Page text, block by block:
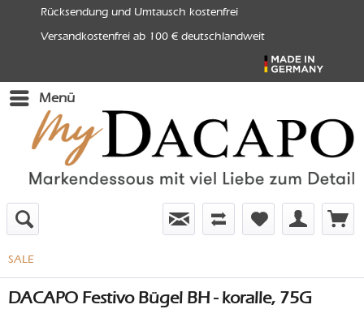
Rücksendung und Umtausch kostenfrei
Versandkostenfrei ab 100 € deutschlandweit
Menü
SALE
DACAPO Festivo Bügel BH - koralle, 75G